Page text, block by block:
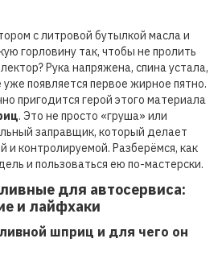
с литровой бутылкой масла и
горловину так, чтобы не пролить
Рука напряжена, спина устала,
появляется первое жирное пятно.
пригодится герой этого материала
. Это не просто «груша» или
заправщик, который делает
и контролируемой. Разберёмся, как
и пользоваться ею по-мастерски.
для автосервиса:
и лайфхаки
шприц и для чего он